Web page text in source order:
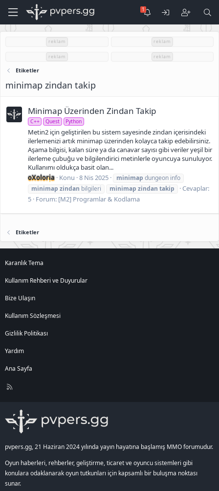
reklam reklam
reklam reklam
Etiketler
minimap zindan takip
Minimap Üzerinden Zindan Takip
C++ Quest Python
Metin2 için geliştirilen bu sistem sayesinde zindan içerisindeki
ilerlemenizi artık minimap üzerinden kolayca takip edebilirsiniz.
Aşama bilgisi, kalan süre ya da canavar sayısı gibi veriler yeşil bir
ilerleme çubuğu ve bilgilendirici metinlerle oyuncuya sunuluyor.
Kullanımı oldukça basit olan...
oXoloria Konu 8 Nis 2025 minimap dungeon info
minimap zindan bilgileri minimap zindan takip
Cevaplar:
5 Forum: [M2] Programlar & Kodlama
Etiketler
Karanlık Tema
Kullanım Rehberi ve Duyurular
Bize Ulaşın
Kullanım Sözleşmesi
Gizlilik Politikası
Yardım
Ana Sayfa
R
pvpers.gg, 21 Haziran 2024 yılında yayın hayatına başlamış MMO forumudur.
Oyun haberleri, rehberler, geliştirme, ticaret ve oyuncu sistemleri gibi
konulara odaklanarak oyun tutkunları için kapsamlı bir buluşma noktası
sunar.